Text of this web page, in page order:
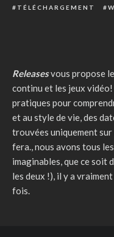
TÉLÉCHARGEMENT
Releasesvous propose
continu et les jeux
pratiques pour
et au style de vie, des
trouvées uniquement
fera., nous avons tous
imaginables, que ce soit
les deux !), il y a
fois.